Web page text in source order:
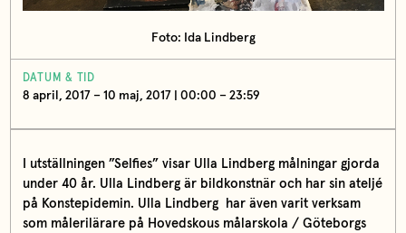
Foto: Ida Lindberg
DATUM & TID
8 april, 2017 – 10 maj, 2017 | 00:00 – 23:59
I utställningen ”Selfies” visar Ulla Lindberg målningar gjorda
under 40 år. Ulla Lindberg är bildkonstnär och har sin ateljé
på Konstepidemin. Ulla Lindberg har även varit verksam
som målerilärare på Hovedskous målarskola / Göteborgs